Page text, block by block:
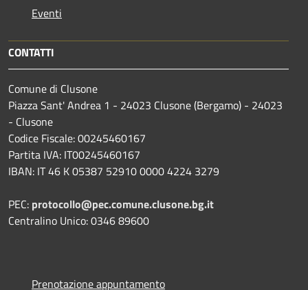
Eventi
CONTATTI
Comune di Clusone
Piazza Sant' Andrea 1 - 24023 Clusone (Bergamo) - 24023
- Clusone
Codice Fiscale: 00245460167
Partita IVA: IT00245460167
IBAN: IT 46 K 05387 52910 0000 4224 3279
PEC: protocollo@pec.comune.clusone.bg.it
Centralino Unico: 0346 89600
Prenotazione appuntamento